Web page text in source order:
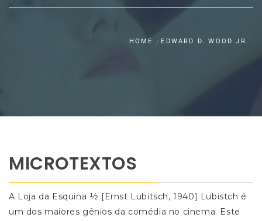
HOME EDWARD D. WOOD JR.
MICROTEXTOS
A Loja da Esquina ½ [Ernst Lubitsch, 1940] Lubistch é
um dos maiores gênios da comédia no cinema. Este